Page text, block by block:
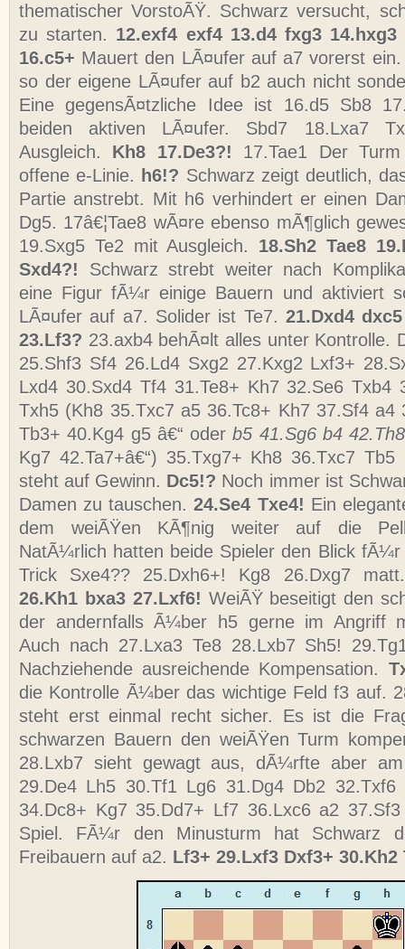
thematischer VorstoÃŸ. Schwarz versucht,
zu starten. 12.exf4 exf4 13.d4 fxg3 14.hxg3
16.c5+ Mauert den LÃ¤ufer auf a7 vorerst
so der eigene LÃ¤ufer auf b2 auch nicht
Eine gegensÃ¤tzliche Idee ist 16.d5 Sb8
beiden aktiven LÃ¤ufer. Sbd7 18.Lxa7
Ausgleich. Kh8 17.De3?! 17.Tae1 Der
offene e-Linie. h6!? Schwarz zeigt deutlich,
Partie anstrebt. Mit h6 verhindert er einen
Dg5. 17â€¦Tae8 wÃ¤re ebenso mÃ¶glich
19.Sxg5 Te2 mit Ausgleich. 18.Sh2 Tae8
Sxd4?! Schwarz strebt weiter nach
eine Figur fÃ¼r einige Bauern und aktiviert
LÃ¤ufer auf a7. Solider ist Te7. 21.Dxd4
23.Lf3? 23.axb4 behÃ¤lt alles unter Kontrolle.
25.Shf3 Sf4 26.Ld4 Sxg2 27.Kxg2 Lxf3+
Lxd4 30.Sxd4 Tf4 31.Te8+ Kh7 32.Se6 Txb4
Txh5 (Kh8 35.Txc7 a5 36.Tc8+ Kh7 37.Sf4 a4
Tb3+ 40.Kg4 g5 â€“ oderb5 41.Sg6 b4
Kg7 42.Ta7+â€“) 35.Txg7+ Kh8 36.Txc7
steht auf Gewinn. Dc5!? Noch immer ist
Damen zu tauschen.24.Se4 Txe4! Ein
dem weiÃŸen KÃ¶nig weiter auf die
NatÃ¼rlich hatten beide Spieler den Blick
Trick Sxe4?? 25.Dxh6+! Kg8 26.Dxg7
26.Kh1 bxa3 27.Lxf6! WeiÃŸ beseitigt den
der andernfalls Ã¼ber h5 gerne im Angriff
Auch nach 27.Lxa3 Te8 28.Lxb7 Sh5!
Nachziehende ausreichende Kompensation.
die Kontrolle Ã¼ber das wichtige Feld f3 auf.
steht erst einmal recht sicher. Es ist die
schwarzen Bauern den weiÃŸen Turm
28.Lxb7 sieht gewagt aus, dÃ¼rfte aber
29.De4 Lh5 30.Tf1 Lg6 31.Dg4 Db2 32.Txf6
34.Dc8+ Kg7 35.Dd7+ Lf7 36.Lxc6 a2
Spiel. FÃ¼r den Minusturm hat Schwarz
Freibauern auf a2. Lf3+ 29.Lxf3 Dxf3+ 30.Kh2